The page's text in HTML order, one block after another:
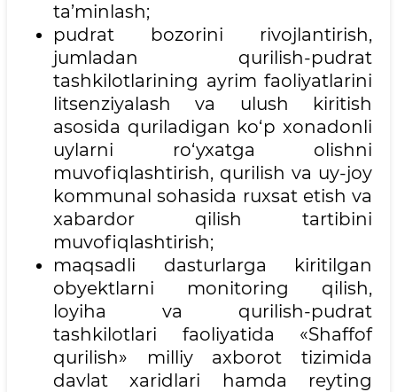
ta’minlash;
pudrat bozorini rivojlantirish,
jumladan qurilish-pudrat
tashkilotlarining ayrim faoliyatlarini
litsenziyalash va ulush kiritish
asosida quriladigan ko‘p xonadonli
uylarni ro‘yxatga olishni
muvofiqlashtirish, qurilish va uy-joy
kommunal sohasida ruxsat etish va
xabardor qilish tartibini
muvofiqlashtirish;
maqsadli dasturlarga kiritilgan
obyektlarni monitoring qilish,
loyiha va qurilish-pudrat
tashkilotlari faoliyatida «Shaffof
qurilish» milliy axborot tizimida
davlat xaridlari hamda reyting